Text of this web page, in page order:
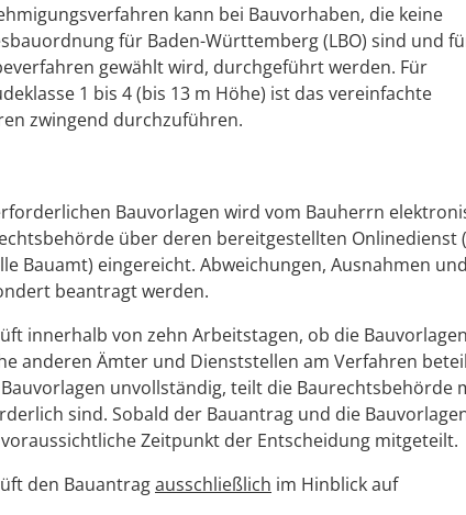
kann bei Bauvorhaben, die keine
für Baden-Württemberg (LBO) sind und
gewählt wird, durchgeführt werden. Für
1 bis 4 (bis 13 m Höhe) ist das vereinfachte
zwingend durchzuführen.
Bauvorlagen wird vom Bauherrn
über deren bereitgestellten Onlinedienst
Bauamt) eingereicht. Abweichungen, Ausnahmen und
beantragt werden.
innerhalb von zehn Arbeitstagen, ob die Bauvorlagen
anderen Ämter und Dienststellen am Verfahren
unvollständig, teilt die Baurechtsbehörde
sind. Sobald der Bauantrag und die
Zeitpunkt der Entscheidung mitgeteilt.
den Bauantragausschließlich im Hinblick auf